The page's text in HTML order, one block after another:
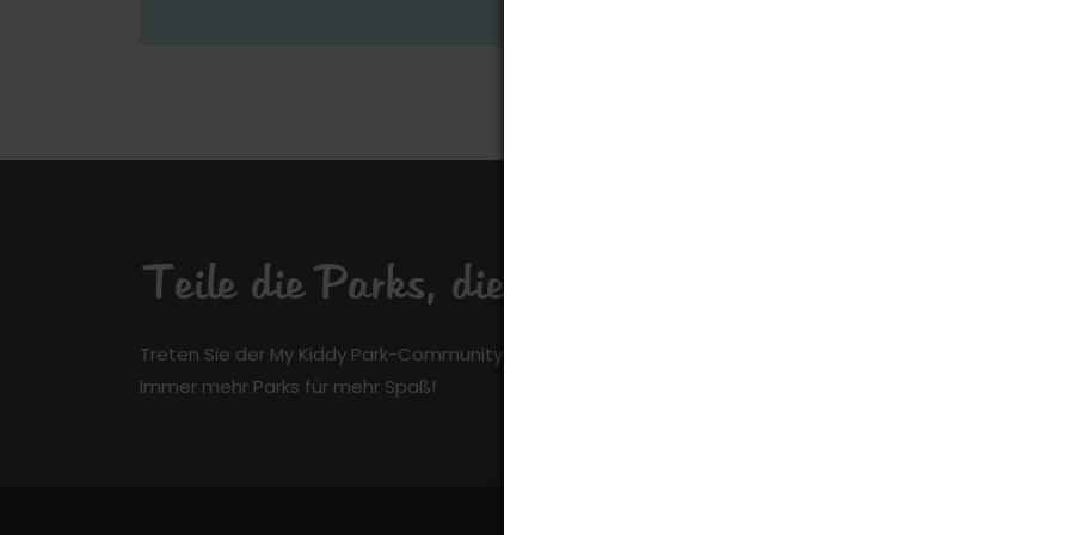
Teile die Parks, die du kennst
Treten Sie der My Kiddy Park-Community kostenlos bei und machen Sie einen Unterschied!
Immer mehr Parks für mehr Spaß!